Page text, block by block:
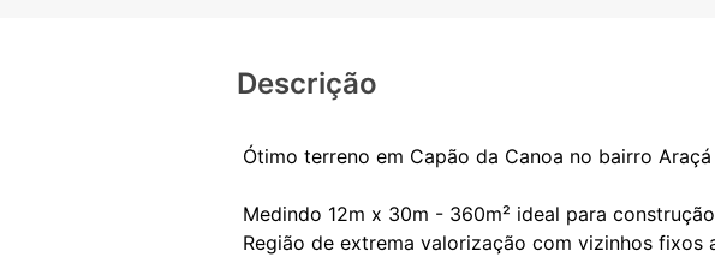
Descrição
Ótimo terreno em Capão da Canoa no bairro
Medindo 12m x 30m - 360m² ideal para
Região de extrema valorização com vizinhos fixos